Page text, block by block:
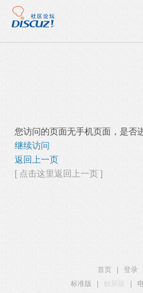
您访问的页面无手机页面，是否
继续访问
返回上一页
[ 点击这里返回上一页 ]
首页 登录
标准版
触屏版